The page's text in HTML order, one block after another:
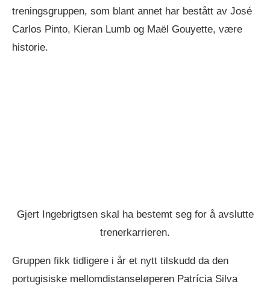
treningsgruppen, som blant annet har bestått av José
Carlos Pinto, Kieran Lumb og Maël Gouyette, være
historie.
Gjert Ingebrigtsen skal ha bestemt seg for å avslutte
trenerkarrieren.
Gruppen fikk tidligere i år et nytt tilskudd da den
portugisiske mellomdistanseløperen Patrícia Silva